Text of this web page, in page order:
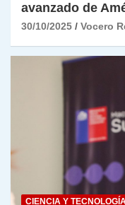
avanzado de
30/10/2025 Vocero
CIENCIA Y TECNOLOGÍA